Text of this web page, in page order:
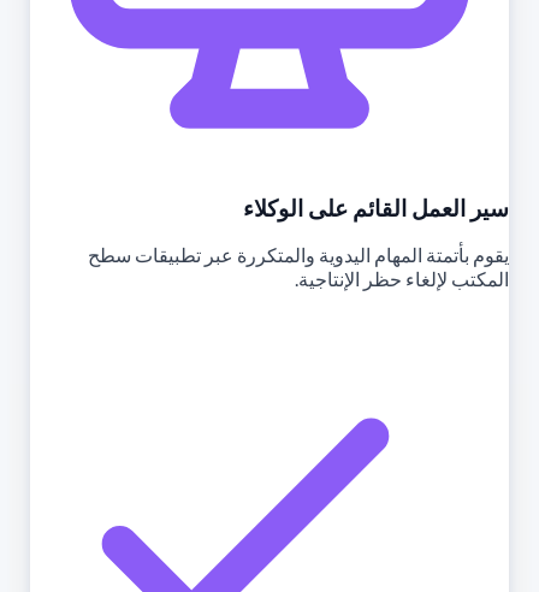
سير العمل القائم على الوكلاء
يقوم بأتمتة المهام اليدوية والمتكررة عبر تطبيقات سطح
المكتب لإلغاء حظر الإنتاجية.